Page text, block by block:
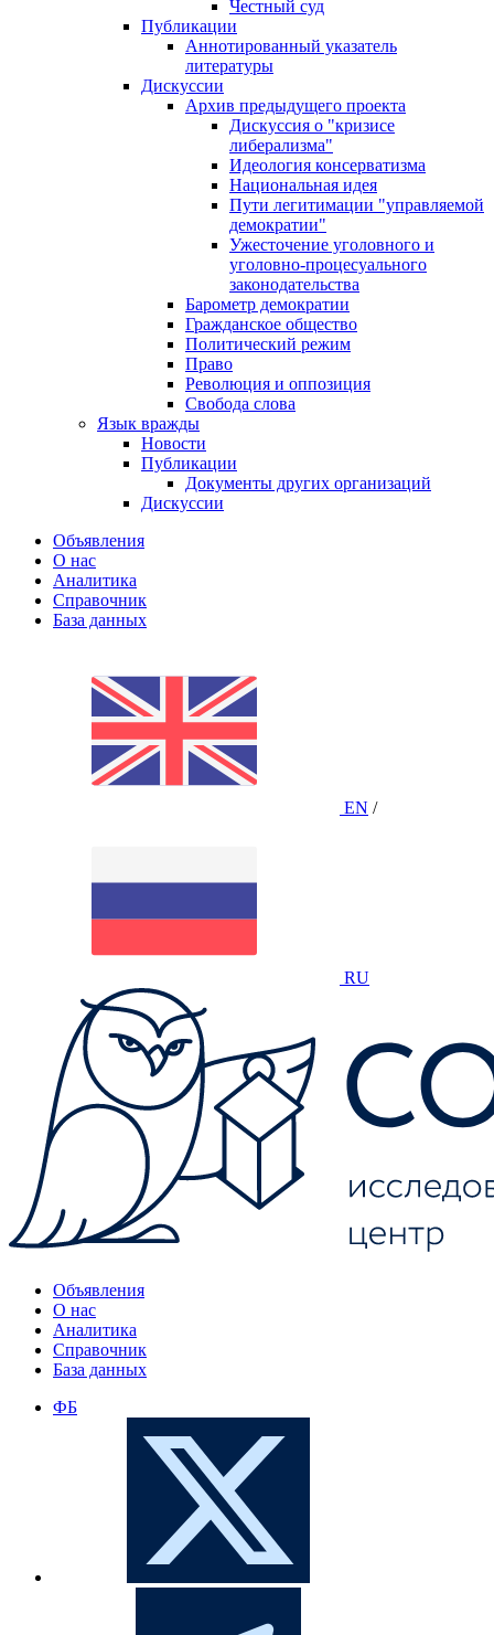
Честный суд
Публикации
Аннотированный указатель
литературы
Дискуссии
Архив предыдущего проекта
Дискуссия о "кризисе
либерализма"
Идеология консерватизма
Национальная идея
Пути легитимации "управляемой
демократии"
Ужесточение уголовного и
уголовно-процесуального
законодательства
Барометр демократии
Гражданское общество
Политический режим
Право
Революция и оппозиция
Свобода слова
Язык вражды
Новости
Публикации
Документы других организаций
Дискуссии
Объявления
О нас
Аналитика
Справочник
База данных
EN /
RU
Объявления
О нас
Аналитика
Справочник
База данных
ФБ